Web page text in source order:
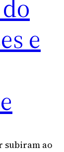
e
subiram ao